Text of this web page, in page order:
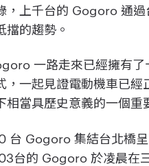
上千台的 Gogoro 通過
的趨勢。
一路走來已經擁有了
一起見證電動機車已
當具歷史意義的一個重
台 Gogoro 集結台北橋
台的 Gogoro 於凌晨在